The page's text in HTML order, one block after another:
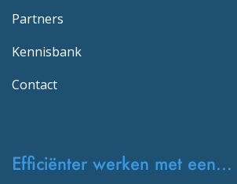
Partners
Kennisbank
Contact
Efficiënter werken met een...